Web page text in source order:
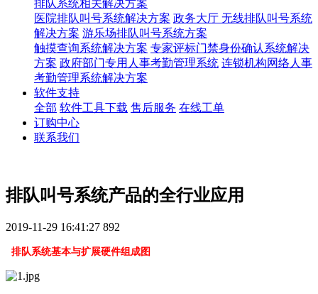
排队系统相关解决方案
医院排队叫号系统解决方案 政务大厅 无线排队叫号系统
解决方案 游乐场排队叫号系统方案
触摸查询系统解决方案 专家评标门禁身份确认系统解决
方案 政府部门专用人事考勤管理系统 连锁机构网络人事
考勤管理系统解决方案
软件支持
全部 软件工具下载 售后服务 在线工单
订购中心
联系我们
排队叫号系统产品的全行业应用
2019-11-29 16:41:27 892
排队系统基本与扩展硬件组成图